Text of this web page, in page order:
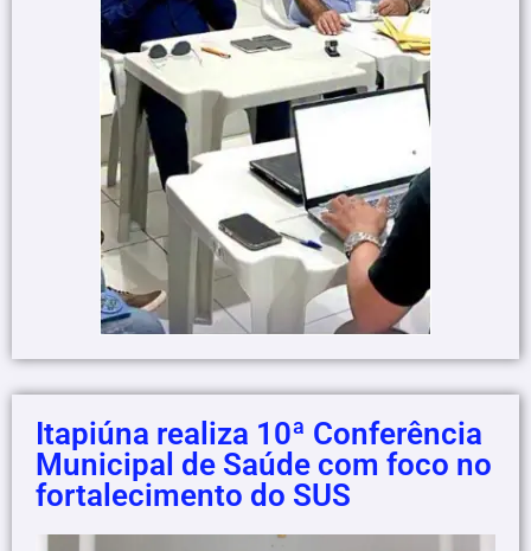
Itapiúna realiza 10ª Conferência
Municipal de Saúde com foco no
fortalecimento do SUS